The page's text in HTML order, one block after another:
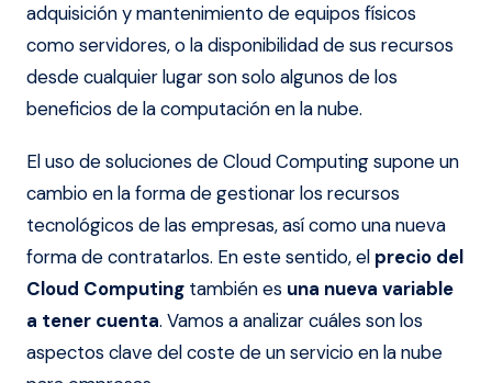
adquisición y mantenimiento de equipos físicos
como servidores, o la disponibilidad de sus recursos
desde cualquier lugar son solo algunos de los
beneficios de la computación en la nube.
El uso de soluciones de Cloud Computing supone un
cambio en la forma de gestionar los recursos
tecnológicos de las empresas, así como una nueva
forma de contratarlos. En este sentido, el precio del
Cloud Computing también es una nueva variable
a tener cuenta. Vamos a analizar cuáles son los
aspectos clave del coste de un servicio en la nube